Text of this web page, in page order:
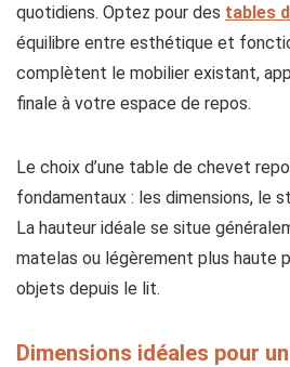
quotidiens. Optez pour des tables
équilibre entre esthétique et
complètent le mobilier existant,
finale à votre espace de repos.
Le choix d’une table de chevet
fondamentaux : les dimensions, le
La hauteur idéale se situe
matelas ou légèrement plus haute
objets depuis le lit.
Dimensions idéales pour